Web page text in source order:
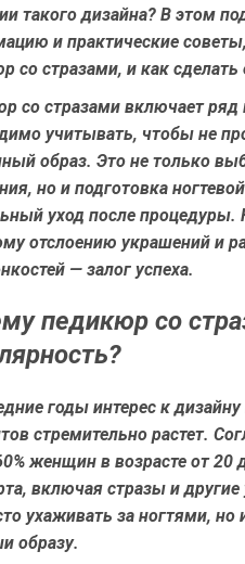
такого дизайна? В этом
и практические
со стразами, и как
со стразами включает
учитывать, чтобы не
образ. Это не только
но и подготовка
уход после
отслоению украшений и
— залог успеха.
педикюр со
годы интерес к
стремительно растет.
женщин в возрасте от
включая стразы и
ухаживать за ногтями,
образу.